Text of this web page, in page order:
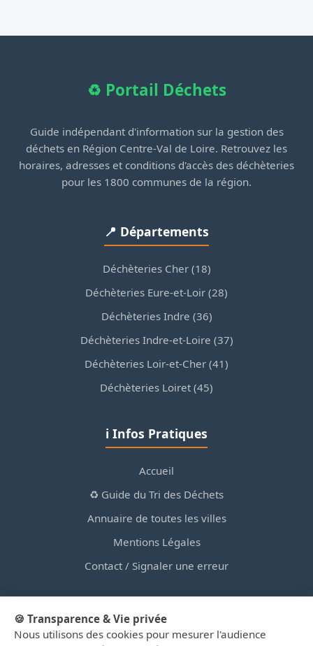
♻️ Portail Déchets
Guide indépendant d'information sur la gestion des
déchets en Région Centre-Val de Loire. Retrouvez les
horaires, adresses et conditions d'accès des déchèteries
pour les 1800 communes de la région.
📍 Départements
Déchèteries Cher (18)
Déchèteries Eure-et-Loir (28)
Déchèteries Indre (36)
Déchèteries Indre-et-Loire (37)
Déchèteries Loir-et-Cher (41)
Déchèteries Loiret (45)
ℹ️ Infos Pratiques
Accueil
♻️ Guide du Tri des Déchets
Annuaire de toutes les villes
Mentions Légales
Contact / Signaler une erreur
© 2026 PortailDesDechetsEnRegionCentre.fr — Site
🍪 Transparence & Vie privée
Nous utilisons des cookies pour mesurer l'audience